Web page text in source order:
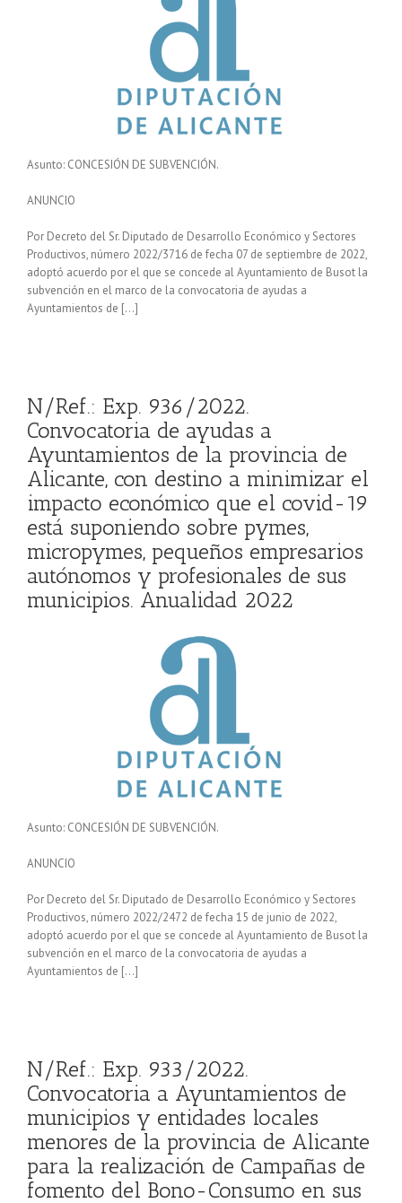
Asunto: CONCESIÓN DE SUBVENCIÓN.
ANUNCIO
Por Decreto del Sr. Diputado de Desarrollo Económico y Sectores
Productivos, número 2022/3716 de fecha 07 de septiembre de 2022,
adoptó acuerdo por el que se concede al Ayuntamiento de Busot la
subvención en el marco de la convocatoria de ayudas a
Ayuntamientos de […]
N/Ref.: Exp. 936/2022.
Convocatoria de ayudas a
Ayuntamientos de la provincia de
Alicante, con destino a minimizar el
impacto económico que el covid-19
está suponiendo sobre pymes,
micropymes, pequeños empresarios
autónomos y profesionales de sus
municipios. Anualidad 2022
Asunto: CONCESIÓN DE SUBVENCIÓN.
ANUNCIO
Por Decreto del Sr. Diputado de Desarrollo Económico y Sectores
Productivos, número 2022/2472 de fecha 15 de junio de 2022,
adoptó acuerdo por el que se concede al Ayuntamiento de Busot la
subvención en el marco de la convocatoria de ayudas a
Ayuntamientos de […]
N/Ref.: Exp. 933/2022.
Convocatoria a Ayuntamientos de
municipios y entidades locales
menores de la provincia de Alicante
para la realización de Campañas de
fomento del Bono-Consumo en sus